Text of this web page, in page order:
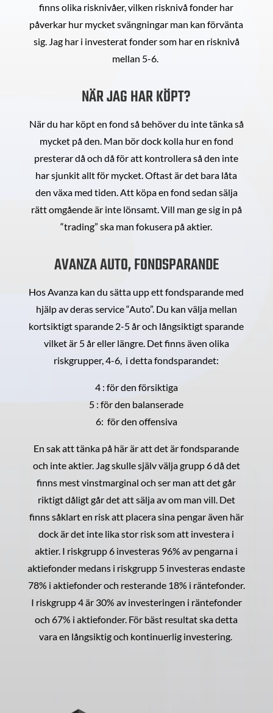
finns olika risknivåer, vilken risknivå fonder har
påverkar hur mycket svängningar man kan förvänta
sig. Jag har i investerat fonder som har en risknivå
mellan 5-6.
NÄR JAG HAR KÖPT?
När du har köpt en fond så behöver du inte tänka så
mycket på den. Man bör dock kolla hur en fond
presterar då och då för att kontrollera så den inte
har sjunkit allt för mycket. Oftast är det bara låta
den växa med tiden. Att köpa en fond sedan sälja
rätt omgående är inte lönsamt. Vill man ge sig in på
“trading” ska man fokusera på aktier.
AVANZA AUTO, FONDSPARANDE
Hos Avanza kan du sätta upp ett fondsparande med
hjälp av deras service “Auto”. Du kan välja mellan
kortsiktigt sparande 2-5 år och långsiktigt sparande
vilket är 5 år eller längre. Det finns även olika
riskgrupper, 4-6, i detta fondsparandet:
4 : för den försiktiga
5 : för den balanserade
6: för den offensiva
En sak att tänka på här är att det är fondsparande
och inte aktier. Jag skulle själv välja grupp 6 då det
finns mest vinstmarginal och ser man att det går
riktigt dåligt går det att sälja av om man vill. Det
finns såklart en risk att placera sina pengar även här
dock är det inte lika stor risk som att investera i
aktier. I riskgrupp 6 investeras 96% av pengarna i
aktiefonder medans i riskgrupp 5 investeras endaste
78% i aktiefonder och resterande 18% i räntefonder.
I riskgrupp 4 är 30% av investeringen i räntefonder
och 67% i aktiefonder. För bäst resultat ska detta
vara en långsiktig och kontinuerlig investering.